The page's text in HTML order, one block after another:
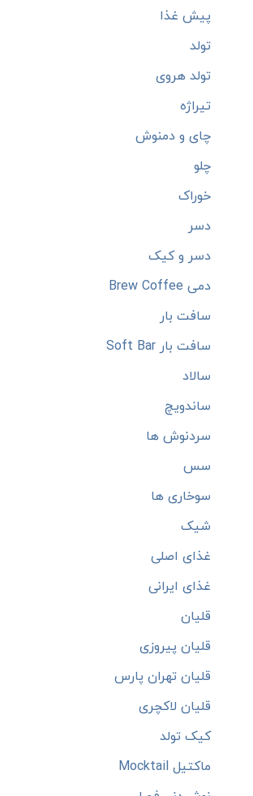
پیش غذا
تولد
تولد هروی
تیراژه
چای و دمنوش
چلو
خوراک
دسر
دسر و کیک
دمی Brew Coffee
سافت بار
سافت بار Soft Bar
سالاد
ساندویچ
سردنوش ها
سس
سوخاری ها
شیک
غذای اصلی
غذای ایرانی
قلیان
قلیان پیروزی
قلیان تهران پارس
قلیان لاکچری
کیک تولد
ماکتیل Mocktail